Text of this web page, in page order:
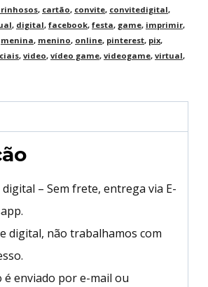
, cartão, convite, convitedigital,
, digital, facebook, festa, game, imprimir,
menina, menino, online, pinterest, pix,
, video, vídeo game, videogame, virtual,
– Sem frete, entrega via E-
digital, não trabalhamos com
enviado por e-mail ou